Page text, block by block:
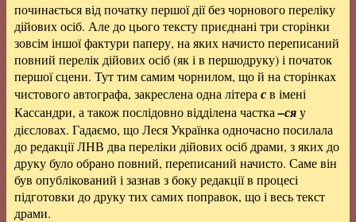
починається від початку першої дії без чорнового переліку
дійових осіб. Але до цього тексту приєднані три сторінки
зовсім іншої фактури паперу, на яких начисто переписаний
повний перелік дійових осіб (як і в першодруку) і початок
першої сцени. Тут тим самим чорнилом, що й на сторінках
чистового автографа, закреслена одна літера св імені
Кассандри, а також послідовно відділена частка–сяу
дієсловах. Гадаємо, що Леся Українка одночасно посилала
до редакції ЛНВ два переліки дійових осіб драми, з яких до
друку було обрано повний, переписаний начисто. Саме він
був опублікований і зазнав з боку редакції в процесі
підготовки до друку тих самих поправок, що і весь текст
драми.